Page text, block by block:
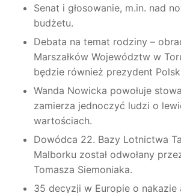
Senat i głosowanie, m.in. nad
budżetu.
Debata na temat rodziny –
Marszałków Województw w
będzie również prezydent
Wanda Nowicka powołuje
zamierza jednoczyć ludzi o
wartościach.
Dowódca 22. Bazy Lotnictwa
Malborku został odwołany
Tomasza Siemoniaka.
35 decyzji w Europie o nakazie